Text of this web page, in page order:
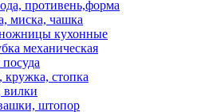
противень,форма
миска, чашка
кухонные
механическая
кружка, стопка
штопор